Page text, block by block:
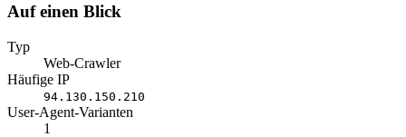
Auf einen Blick
Typ
Web-Crawler
Häufige IP
94.130.150.210
User-Agent-Varianten
1